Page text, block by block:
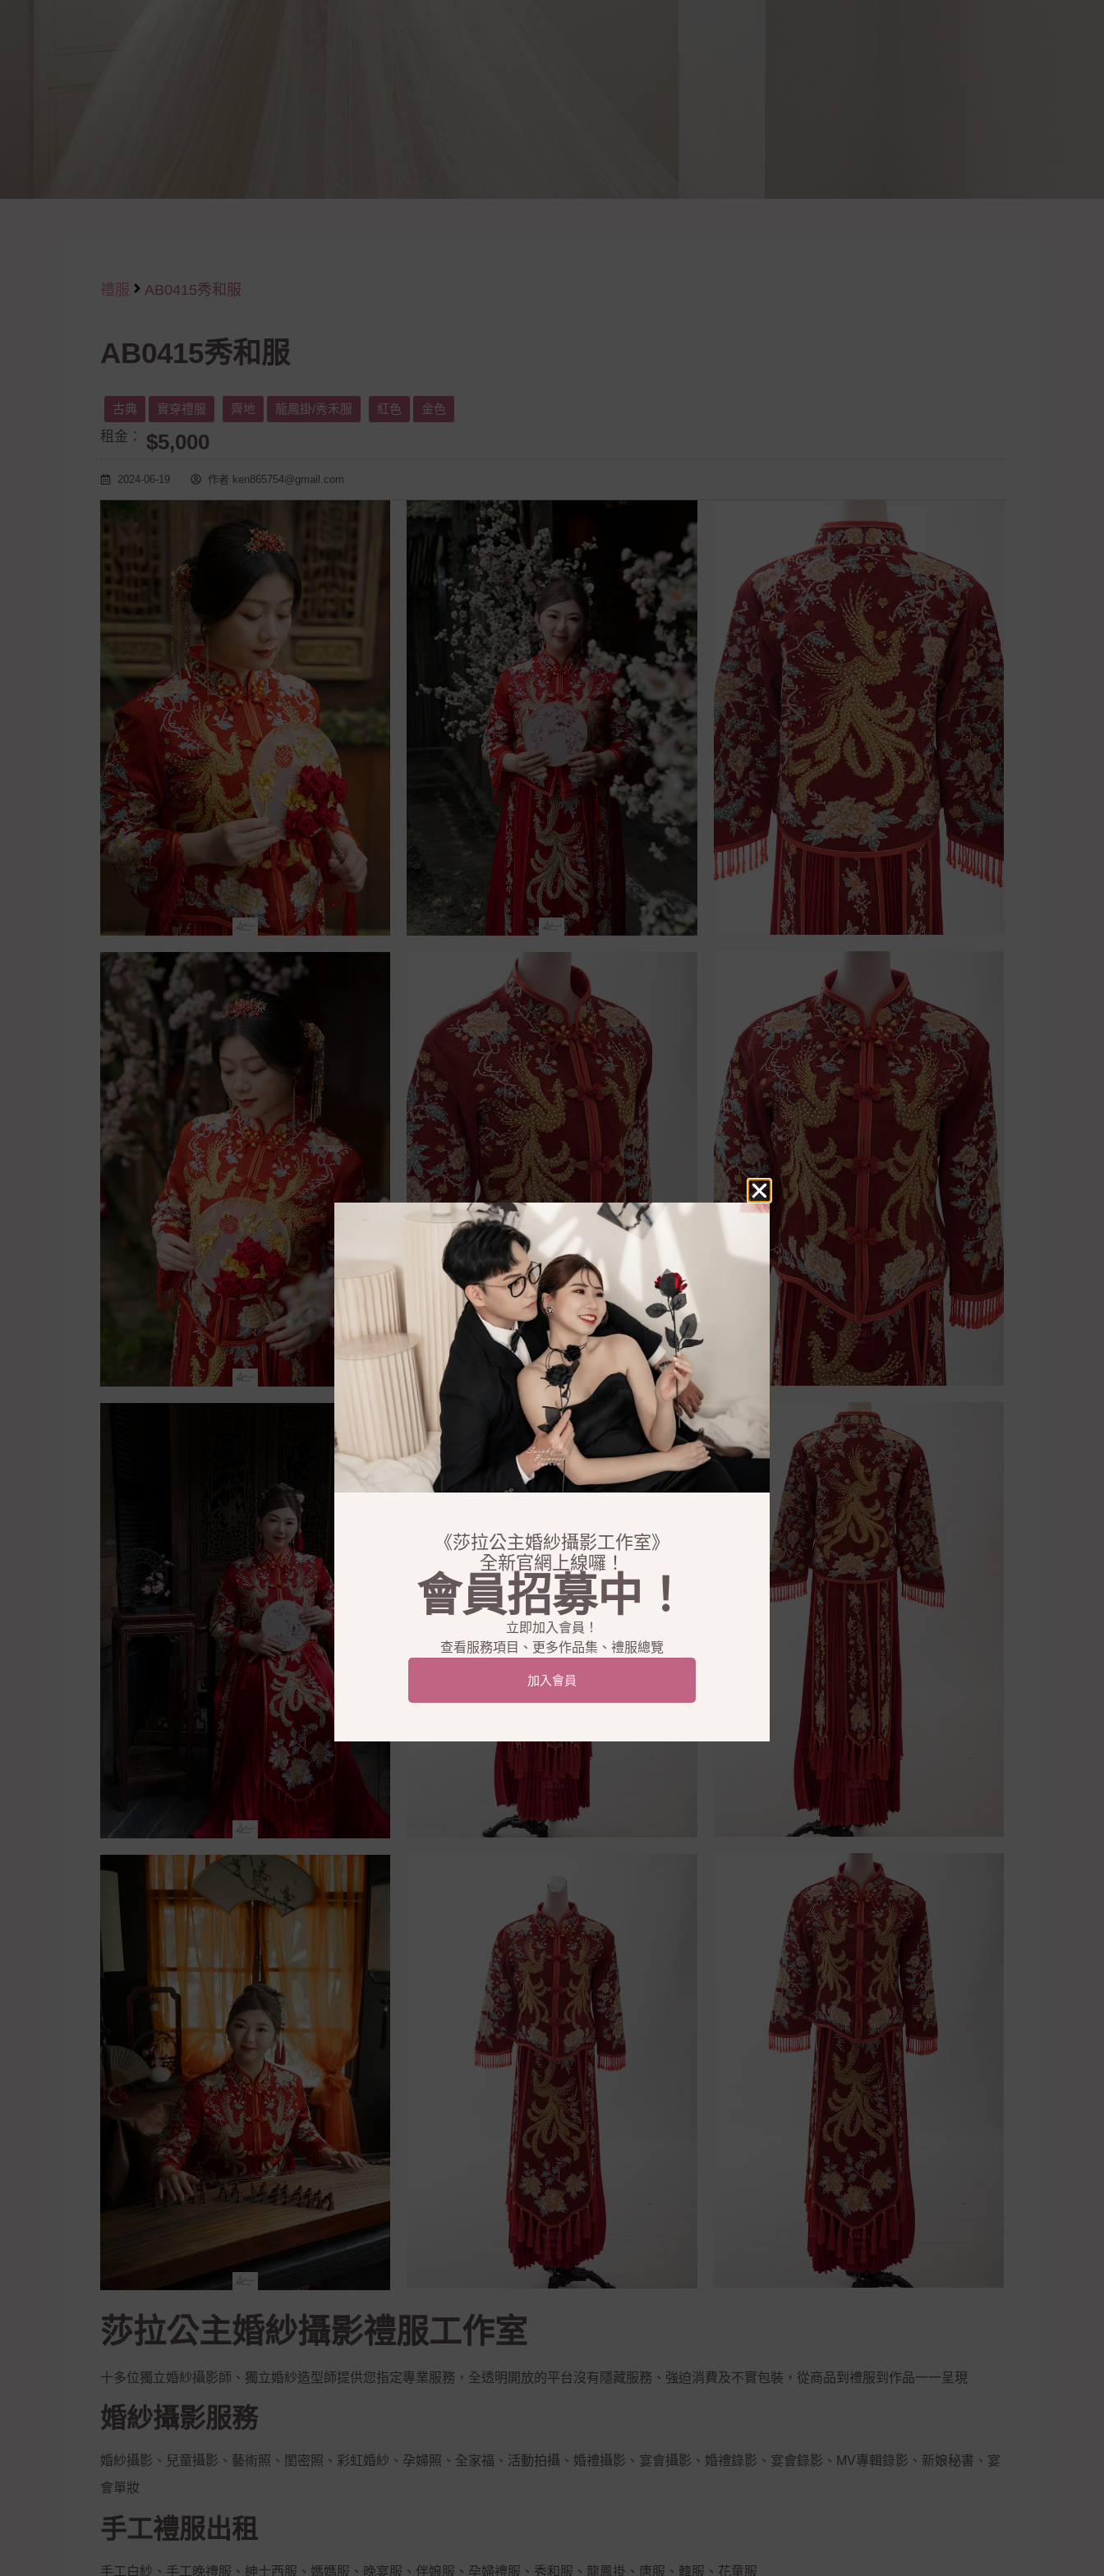
禮服 AB0415秀和服
AB0415秀和服
古典 實穿禮服 齊地 龍鳳掛/秀禾服 紅色 金色
租金： $5,000
2024-06-19 作者 ken865754@gmail.com
莎拉公主婚紗攝影禮服工作室
十多位獨立婚紗攝影師、獨立婚紗造型師提供您指定專業服務，全透明開放的平台沒有隱藏服務、強迫消費及不實包裝，從商品到禮服到作品一一呈現
婚紗攝影服務
婚紗攝影、兒童攝影、藝術照、閨密照、彩虹婚紗、孕婦照、全家福、活動拍攝、婚禮攝影、宴會攝影、婚禮錄影、宴會錄影、MV專輯錄影、新娘秘書、宴
會單妝
手工禮服出租
手工白紗、手工晚禮服、紳士西服、媽媽服、晚宴服、伴娘服、孕婦禮服、秀和服、龍鳳掛、唐服、韓服、花童服
《莎拉公主婚紗攝影工作室》
全新官網上線囉！
會員招募中！
立即加入會員！
查看服務項目、更多作品集、禮服總覽
加入會員